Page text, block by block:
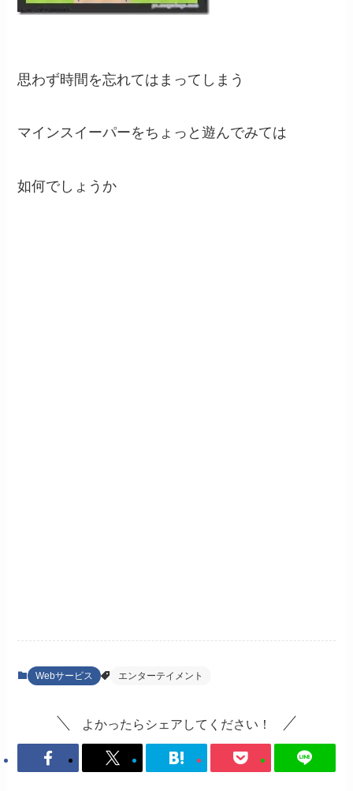
思わず時間を忘れてはまってしまう
マインスイーパーをちょっと遊んでみては
如何でしょうか
Webサービス エンターテイメント
よかったらシェアしてください！